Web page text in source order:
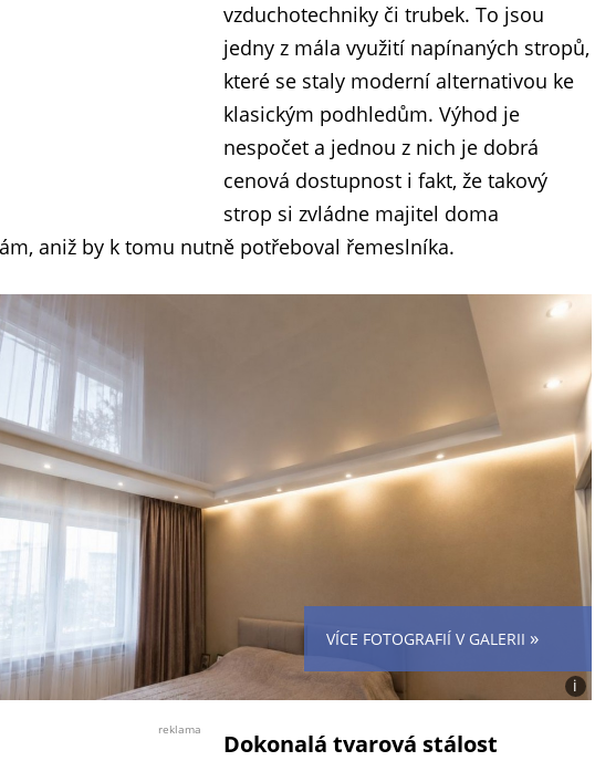
vzduchotechniky či trubek. To jsou
jedny z mála využití napínaných stropů,
které se staly moderní alternativou ke
klasickým podhledům. Výhod je
nespočet a jednou z nich je dobrá
cenová dostupnost i fakt, že takový
strop si zvládne majitel doma
aniž by k tomu nutně potřeboval řemeslníka.
VÍCE FOTOGRAFIÍ V GALERII »
i
Foto:
reklama Dokonalá tvarová stálost